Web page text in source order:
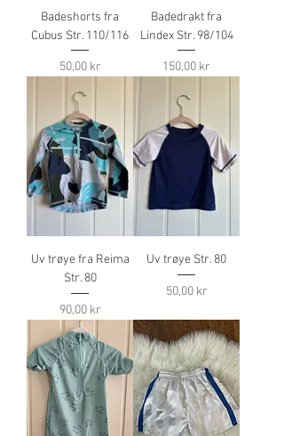
Badeshorts fra
Cubus Str. 110/116
Pris
50,00 kr
Badedrakt fra
Lindex Str. 98/104
Pris
150,00 kr
Uv trøye fra Reima
Str. 80
Pris
90,00 kr
Uv trøye Str. 80
Pris
50,00 kr